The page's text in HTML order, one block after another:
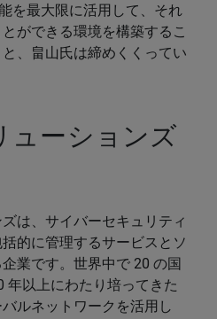
を最大限に活用して、それ
ができる環境を構築するこ
、畠山氏は締めくくってい
ューションズ
は、サイバーセキュリティ
的に管理するサービスとソ
業です。世界中で 20 の国
年以上にわたり培ってきた
ルネットワークを活用し